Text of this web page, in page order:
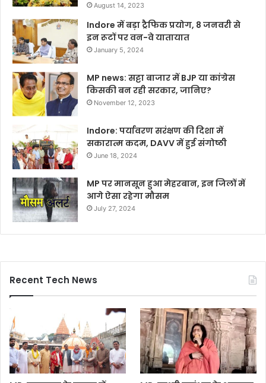
August 14, 2023
Indore में बड़ा ट्रैफिक प्रयोग, 8 जनवरी से
इन रूटों पर वन-वे यातायात
January 5, 2024
MP news: सट्टा बाजार में BJP या कांग्रेस
किसकी बन रही सरकार, जानिए?
November 12, 2023
Indore: पर्यावरण सरंक्षण की दिशा में
सकारात्म कदम, DAVV में हुई संगोष्ठी
June 18, 2024
MP पर मानसून हुआ मेहरबान, इन जिलों में
आगे ऐसा रहेगा मौसम
July 27, 2024
Recent Tech News